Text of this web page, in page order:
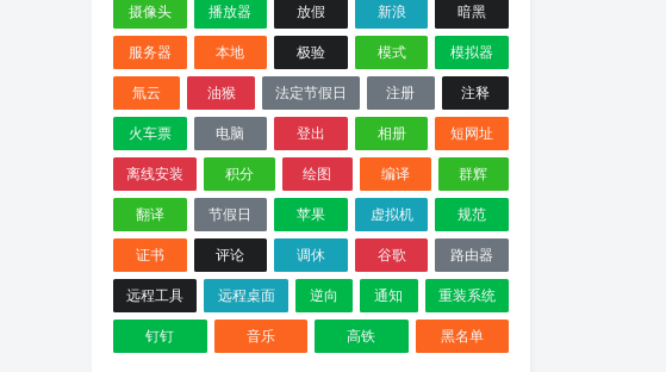
摄像头
播放器 放假 新浪
暗黑
服务器
本地 极验 模式
模拟器
氚云
油猴 法定节假日 注册
注释
火车票
电脑 登出 相册
短网址
离线安装
积分 绘图 编译
群辉
翻译
节假日 苹果 虚拟机
规范
证书
评论 调休 谷歌
路由器
远程工具
远程桌面 逆向 通知
重装系统
钉钉
音乐 高铁 黑名单